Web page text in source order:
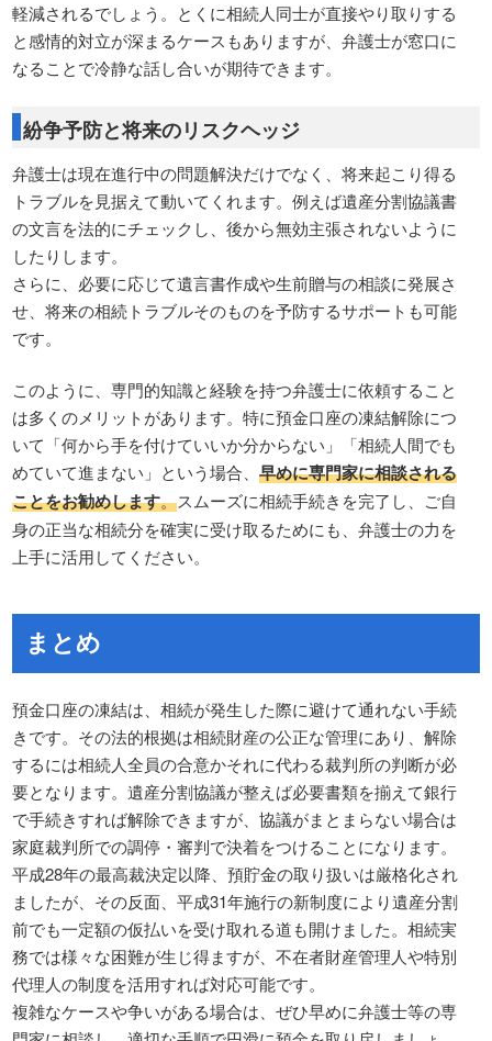
軽減されるでしょう。とくに相続人同士が直接やり取りする
と感情的対立が深まるケースもありますが、弁護士が窓口に
なることで冷静な話し合いが期待できます。
紛争予防と将来のリスクヘッジ
弁護士は現在進行中の問題解決だけでなく、将来起こり得る
トラブルを見据えて動いてくれます。例えば遺産分割協議書
の文言を法的にチェックし、後から無効主張されないように
したりします。
さらに、必要に応じて遺言書作成や生前贈与の相談に発展さ
せ、将来の相続トラブルそのものを予防するサポートも可能
です。
このように、専門的知識と経験を持つ弁護士に依頼すること
は多くのメリットがあります。特に預金口座の凍結解除につ
いて「何から手を付けていいか分からない」「相続人間でも
めていて進まない」という場合、早めに専門家に相談される
ことをお勧めします。スムーズに相続手続きを完了し、ご自
身の正当な相続分を確実に受け取るためにも、弁護士の力を
上手に活用してください。
まとめ
預金口座の凍結は、相続が発生した際に避けて通れない手続
きです。その法的根拠は相続財産の公正な管理にあり、解除
するには相続人全員の合意かそれに代わる裁判所の判断が必
要となります。遺産分割協議が整えば必要書類を揃えて銀行
で手続きすれば解除できますが、協議がまとまらない場合は
家庭裁判所での調停・審判で決着をつけることになります。
平成28年の最高裁決定以降、預貯金の取り扱いは厳格化され
ましたが、その反面、平成31年施行の新制度により遺産分割
前でも一定額の仮払いを受け取れる道も開けました。相続実
務では様々な困難が生じ得ますが、不在者財産管理人や特別
代理人の制度を活用すれば対応可能です。
複雑なケースや争いがある場合は、ぜひ早めに弁護士等の専